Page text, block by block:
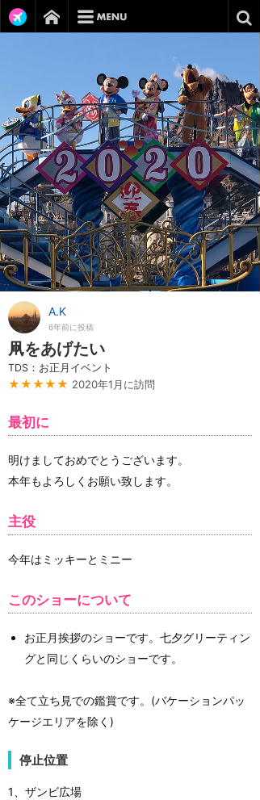
A.K
6年前に投稿
凧をあげたい
TDS：お正月イベント
★★★★★ 2020年1月に訪問
最初に
明けましておめでとうございます。
本年もよろしくお願い致します。
主役
今年はミッキーとミニー
このショーについて
お正月挨拶のショーです。七夕グリーティン
グと同じくらいのショーです。
※全て立ち見での鑑賞です。(バケーションパッ
ケージエリアを除く)
停止位置
1、ザンビ広場